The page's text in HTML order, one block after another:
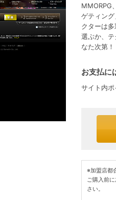
MMORPG
ゲティン
クターは
選ぶか、
なた次第！
お支払に
サイト内
※加盟店都
ご購入前
さい。